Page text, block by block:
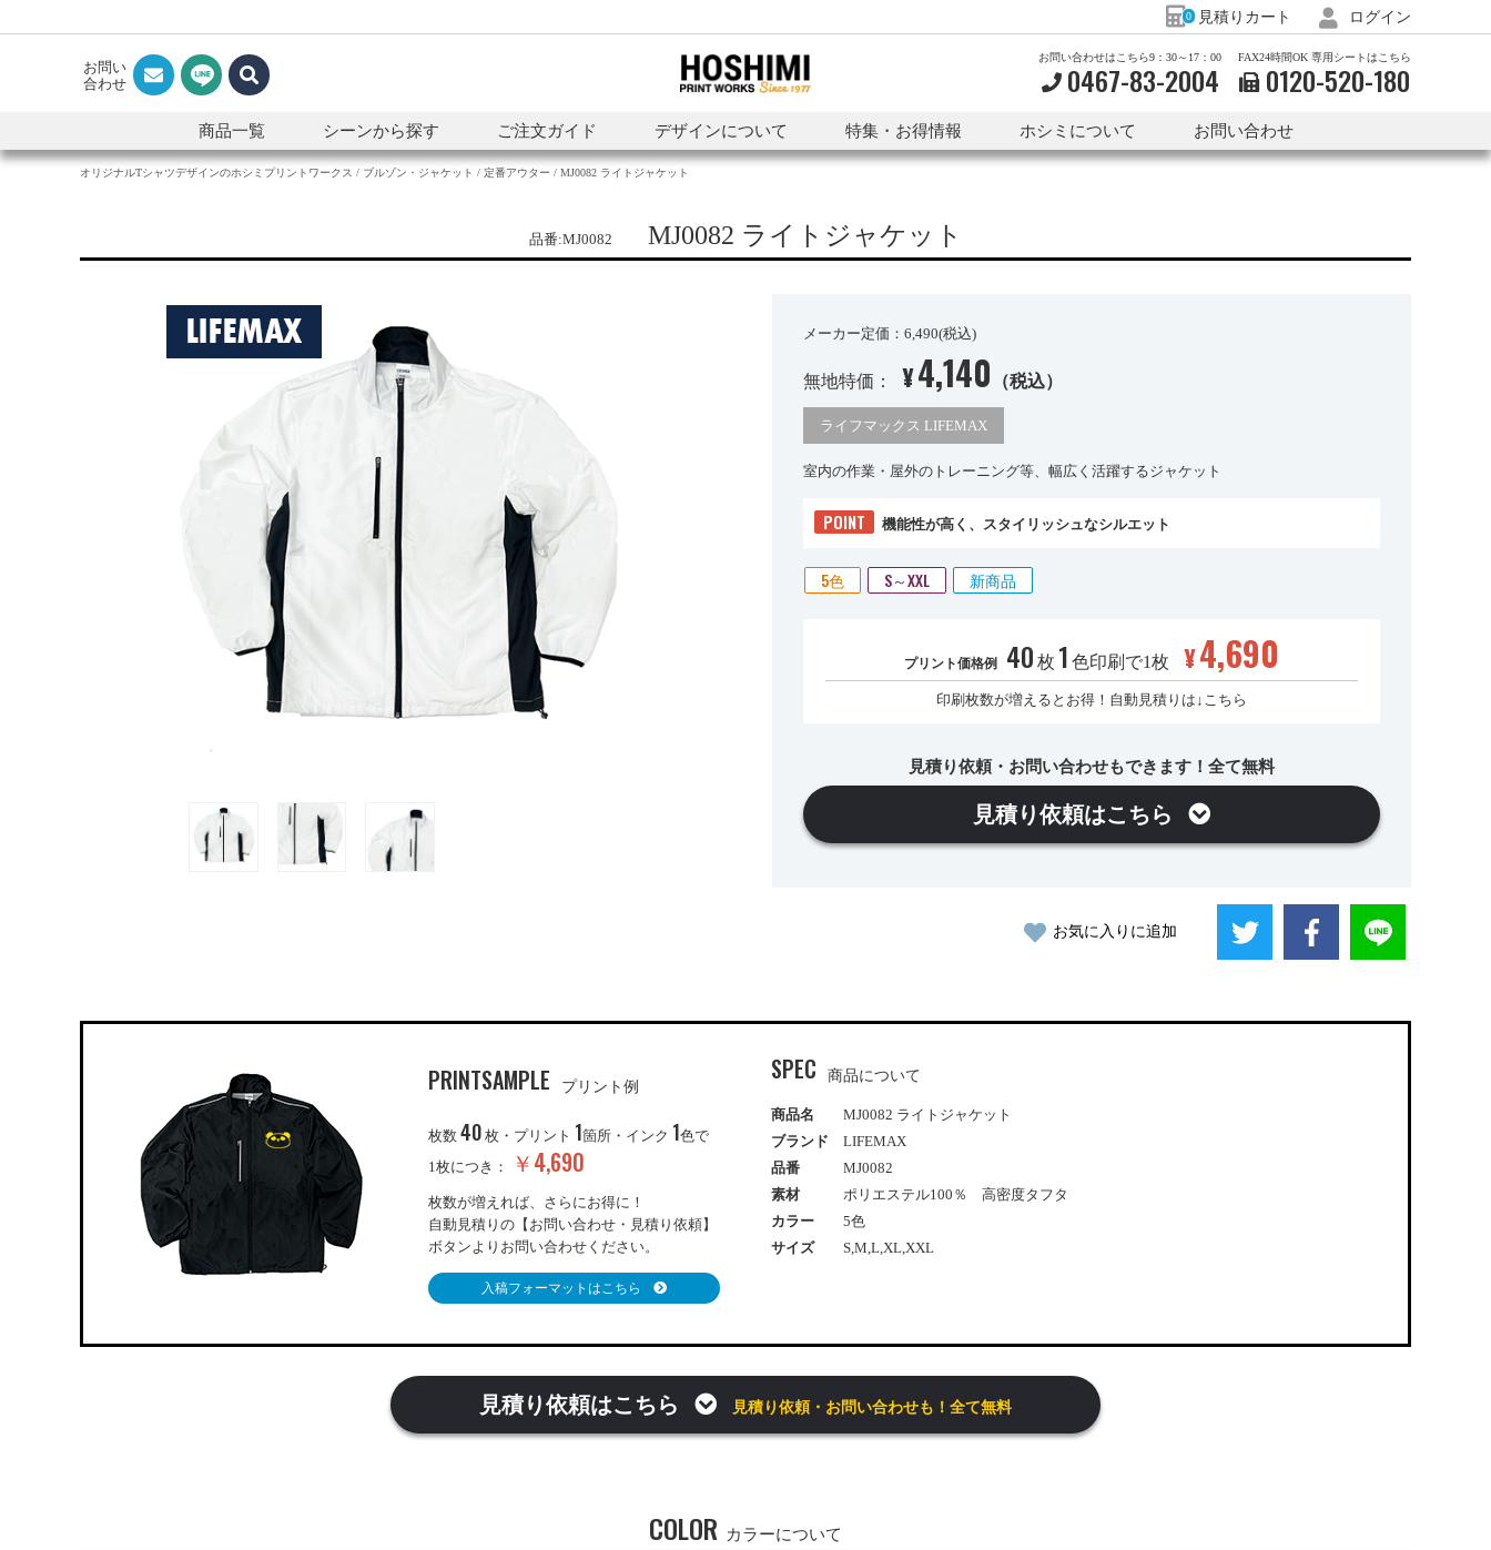
0 見積りカート ログイン
お問い
合わせ
お問い合わせはこちら9：30～17：00
0467-83-2004
FAX24時間OK 専用シートはこちら
0120-520-180
商品一覧 シーンから探す ご注文ガイド デザインについて 特集・お得情報 ホシミについて お問い合わせ
オリジナルTシャツデザインのホシミプリントワークス ブルゾン・ジャケット 定番アウター MJ0082 ライトジャケット
品番:MJ0082 MJ0082 ライトジャケット
メーカー定価：6,490(税込)
無地特価： ¥4,140 （税込）
ライフマックス LIFEMAX
室内の作業・屋外のトレーニング等、幅広く活躍するジャケット
POINT 機能性が高く、スタイリッシュなシルエット
5色 S～XXL 新商品
プリント価格例 40 枚 1 色印刷で1枚 ¥4,690
印刷枚数が増えるとお得！自動見積りは↓こちら
見積り依頼・お問い合わせもできます！全て無料
見積り依頼はこちら
お気に入りに追加
PRINTSAMPLE プリント例
枚数40 枚・プリント 1箇所・インク 1色で
1枚につき：
￥4,690
枚数が増えれば、さらにお得に！
自動見積りの【お問い合わせ・見積り依頼】
ボタンよりお問い合わせください。
入稿フォーマットはこちら
SPEC 商品について
商品名
MJ0082 ライトジャケット
ブランド
LIFEMAX
品番
MJ0082
素材
ポリエステル100％ 高密度タフタ
カラー
5色
サイズ
S,M,L,XL,XXL
見積り依頼はこちら 見積り依頼・お問い合わせも！全て無料
COLOR カラーについて